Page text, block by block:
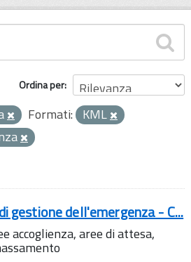
Ordina per
Formati: KML
gestione dell'emergenza - C...
accoglienza, aree di attesa,